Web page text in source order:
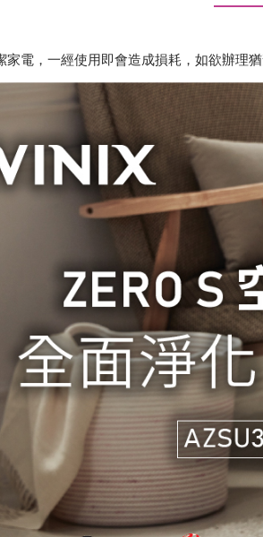
家電，一經使用即會造成損耗，如欲辦理